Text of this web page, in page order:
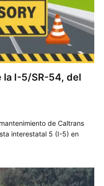
la I-5/SR-54, del
de Caltrans
interestatal 5 (I-5) en